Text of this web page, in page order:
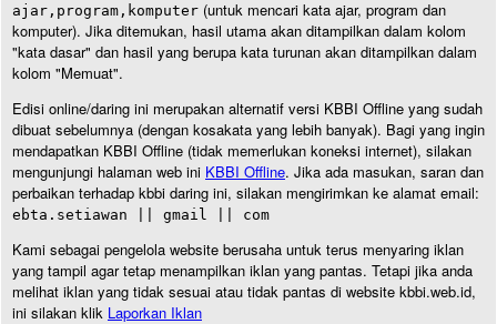
ajar,program,komputer (untuk mencari kata ajar, program dan
komputer). Jika ditemukan, hasil utama akan ditampilkan dalam kolom
"kata dasar" dan hasil yang berupa kata turunan akan ditampilkan dalam
kolom "Memuat".
Edisi online/daring ini merupakan alternatif versi KBBI Offline yang sudah
dibuat sebelumnya (dengan kosakata yang lebih banyak). Bagi yang ingin
mendapatkan KBBI Offline (tidak memerlukan koneksi internet), silakan
mengunjungi halaman web ini KBBI Offline. Jika ada masukan, saran dan
perbaikan terhadap kbbi daring ini, silakan mengirimkan ke alamat email:
ebta.setiawan || gmail || com
Kami sebagai pengelola website berusaha untuk terus menyaring iklan
yang tampil agar tetap menampilkan iklan yang pantas. Tetapi jika anda
melihat iklan yang tidak sesuai atau tidak pantas di website kbbi.web.id,
ini silakan klik Laporkan Iklan